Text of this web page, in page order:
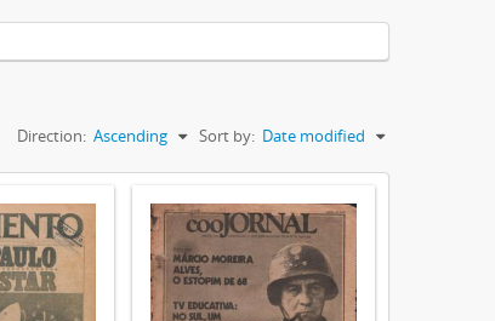
Sort by: Date modified
Direction: Ascending